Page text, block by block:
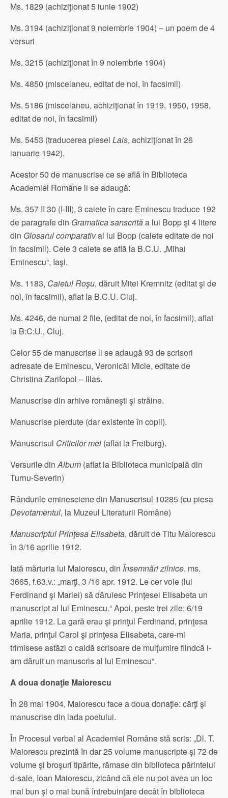
Ms. 1829 (achiziţionat 5 iunie 1902)
Ms. 3194 (achiziţionat 9 noiembrie 1904) – un poem de 4
versuri
Ms. 3215 (achiziţionat în 9 noiembrie 1904)
Ms. 4850 (miscelaneu, editat de noi, în facsimil)
Ms. 5186 (miscelaneu, achiziţionat în 1919, 1950, 1958,
editat de noi, în facsimil)
Ms. 5453 (traducerea piesei Lais, achiziţionat în 26
ianuarie 1942).
Acestor 50 de manuscrise ce se află în Biblioteca
Academiei Române li se adaugă:
Ms. 357 II 30 (I-III), 3 caiete în care Eminescu traduce 192
de paragrafe din Gramatica sanscrităa lui Bopp şi 4 litere
din Glosarul comparatival lui Bopp (caiete editate de noi
în facsimil). Cele 3 caiete se află la B.C.U. „Mihai
Eminescu“, Iaşi.
Ms. 1183, Caietul Roşu, dăruit Mitei Kremnitz (editat şi de
noi, în facsimil), aflat la B.C.U. Cluj.
Ms. 4246, de numai 2 file, (editat de noi, în facsimil), aflat
la B:C:U., Cluj.
Celor 55 de manuscrise li se adaugă 93 de scrisori
adresate de Eminescu, Veronicăi Micle, editate de
Christina Zarifopol – Illas.
Manuscrise din arhive româneşti şi străine.
Manuscrise pierdute (dar existente în copii).
Manuscrisul Criticilor mei (aflat la Freiburg).
Versurile dinAlbum (aflat la Biblioteca municipală din
Turnu-Severin)
Rândurile eminesciene din Manuscrisul 10285 (cu piesa
Devotamentul, la Muzeul Literaturii Române)
Manuscriptul Prinţesa Elisabeta, dăruit de Titu Maiorescu
în 3/16 aprilie 1912.
Iată mărturia lui Maiorescu, din Însemnări zilnice, ms.
3665, f.63.v.: „marţi, 3 /16 apr. 1912. Le cer voie (lui
Ferdinand şi Mariei) să dăruiesc Prinţesei Elisabeta un
manuscript al lui Eminescu.“ Apoi, peste trei zile: 6/19
aprilie 1912. La gară erau şi prinţul Ferdinand, prinţesa
Maria, prinţul Carol şi prinţesa Elisabeta, care-mi
trimisese astăzi o caldă scrisoare de mulţumire fiindcă i-
am dăruit un manuscris al lui Eminescu“.
A doua donaţie Maiorescu
În 28 mai 1904, Maiorescu face a doua donaţie: cărţi şi
manuscrise din lada poetului.
În Procesul verbal al Academiei Române stă scris: „Dl. T.
Maiorescu prezintă în dar 25 volume manuscripte şi 72 de
volume şi broşuri tipărite, rămase din biblioteca părintelui
d-sale, Ioan Maiorescu, zicând că ele nu pot avea un loc
mai bun şi o mai bună întrebuinţare decât în biblioteca